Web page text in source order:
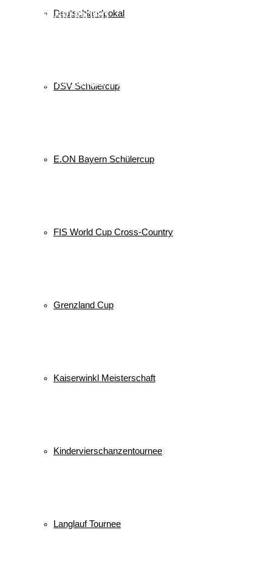
Deutschlandpokal
DSV Schülercup
E.ON Bayern Schülercup
FIS World Cup Cross-Country
Grenzland Cup
Kaiserwinkl Meisterschaft
Kindervierschanzentournee
Langlauf Tournee
Veranstaltungen
© 2026 WSV Reit im Winkl e.V. powerd by Maximilian Hamberger